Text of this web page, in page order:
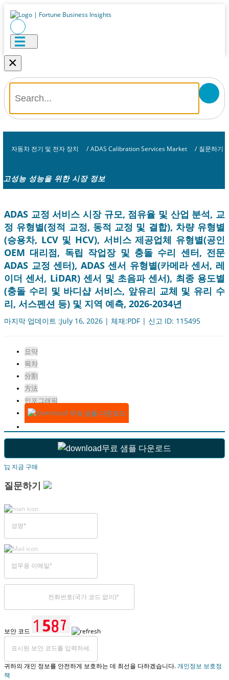
×
자동차 전기 및 전자 장치 / ADAS Calibration Services Market / 질문하기
고성능 성능을 위한 시장 정보
ADAS 교정 서비스 시장 규모, 점유율 및 산업 분석, 교
정 유형별(정적 교정, 동적 교정 및 결합), 차량 유형별
(승용차, LCV 및 HCV), 서비스 제공업체 유형별(공인
OEM 대리점, 독립 작업장 및 충돌 수리 센터, 전문
ADAS 교정 센터), ADAS 센서 유형별(카메라 센서, 레
이더 센서, LiDAR) 센서 및 초음파 센서), 최종 용도별
(충돌 수리 및 바디샵 서비스, 앞유리 교체 및 유리 수
리, 서스펜션 등) 및 지역 예측, 2026-2034년
마지막 업데이트 :July 16, 2026 | 체재:PDF | 신고 ID: 115495
요약
목차
分割
方法
인포그래픽
무료 샘플 다운로드
무료 샘플 다운로드
지금 구매
질문하기
보안 코드
귀하의 개인 정보를 안전하게 보호하는 데 최선을 다하겠습니다.개인정보 보호정
책